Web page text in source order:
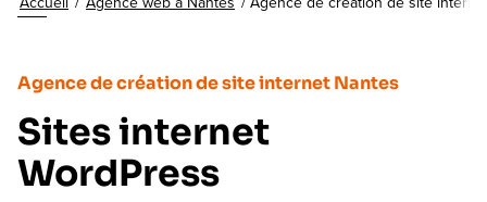
Agence de création de site internet Nantes
Sites internet
WordPress